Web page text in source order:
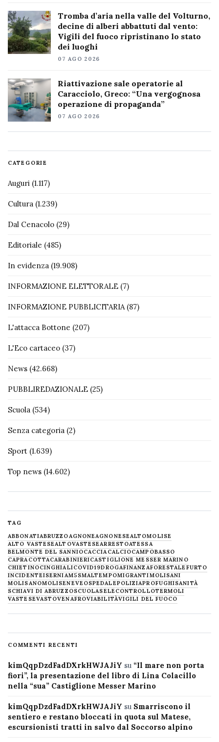
Tromba d’aria nella valle del Volturno,
decine di alberi abbattuti dal vento:
Vigili del fuoco ripristinano lo stato
dei luoghi
07 AGO 2026
Riattivazione sale operatorie al
Caracciolo, Greco: “Una vergognosa
operazione di propaganda”
07 AGO 2026
CATEGORIE
Auguri (1.117)
Cultura (1.239)
Dal Cenacolo (29)
Editoriale (485)
In evidenza (19.908)
INFORMAZIONE ELETTORALE (7)
INFORMAZIONE PUBBLICITARIA(87)
L'attacca Bottone (207)
L'Eco cartaceo (37)
News (42.668)
PUBBLIREDAZIONALE (25)
Scuola (534)
Senza categoria (2)
Sport (1.639)
Top news (14.602)
TAG
ABBONATIABRUZZOAGNONEAGNONESEALTOMOLISE
ALTO VASTESEALTOVASTESEARRESTOATESSA
BELMONTE DEL SANNIOCACCIACALCIOCAMPOBASSO
CAPRACOTTACARABINIERICASTIGLIONE MESSER MARINO
CHIETINOCINGHIALICOVID19DROGAFINANZAFORESTALE FURTO
INCIDENTEISERNIAM5SMALTEMPOMIGRANTIMOLISANI
MOLISANOMOLISENEVE OSPEDALEPOLIZIAPROFUGHISANITÀ
SCHIAVI DI ABRUZZOSCUOLASELECONTROLLOTERMOLI
VASTESEVASTOVENAFROVIABILITÀVIGILI DEL FUOCO
COMMENTI RECENTI
kimQqpDzdFadDXrkHWJAJiY su “Il mare non porta
fiori”, la presentazione del libro di Lina Colacillo
nella “sua” Castiglione Messer Marino
kimQqpDzdFadDXrkHWJAJiY su Smarriscono il
sentiero e restano bloccati in quota sul Matese,
escursionisti tratti in salvo dal Soccorso alpino